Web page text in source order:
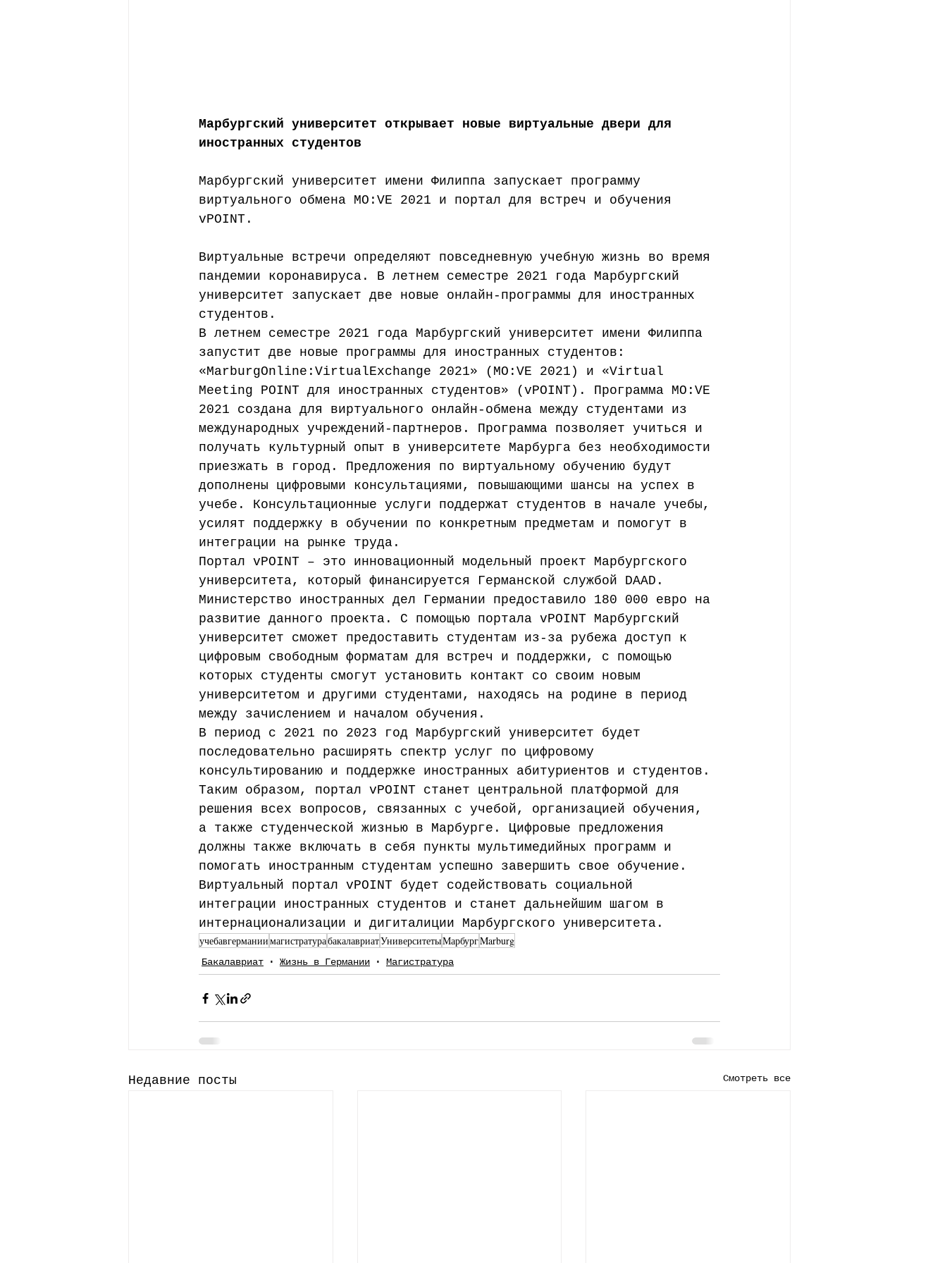
Марбургский университет открывает новые виртуальные двери для
иностранных студентов
Марбургский университет имени Филиппа запускает программу
виртуального обмена MO:VE 2021 и портал для встреч и обучения
vPOINT.
Виртуальные встречи определяют повседневную учебную жизнь во время
пандемии коронавируса. В летнем семестре 2021 года Марбургский
университет запускает две новые онлайн-программы для иностранных
студентов.
В летнем семестре 2021 года Марбургский университет имени Филиппа
запустит две новые программы для иностранных студентов:
«MarburgOnline:VirtualExchange 2021» (MO:VE 2021) и «Virtual
Meeting POINT для иностранных студентов» (vPOINT). Программа MO:VE
2021 создана для виртуального онлайн-обмена между студентами из
международных учреждений-партнеров. Программа позволяет учиться и
получать культурный опыт в университете Марбурга без необходимости
приезжать в город. Предложения по виртуальному обучению будут
дополнены цифровыми консультациями, повышающими шансы на успех в
учебе. Консультационные услуги поддержат студентов в начале учебы,
усилят поддержку в обучении по конкретным предметам и помогут в
интеграции на рынке труда.
Портал vPOINT – это инновационный модельный проект Марбургского
университета, который финансируется Германской службой DAAD.
Министерство иностранных дел Германии предоставило 180 000 евро на
развитие данного проекта. С помощью портала vPOINT Марбургский
университет сможет предоставить студентам из-за рубежа доступ к
цифровым свободным форматам для встреч и поддержки, с помощью
которых студенты смогут установить контакт со своим новым
университетом и другими студентами, находясь на родине в период
между зачислением и началом обучения.
В период с 2021 по 2023 год Марбургский университет будет
последовательно расширять спектр услуг по цифровому
консультированию и поддержке иностранных абитуриентов и студентов.
Таким образом, портал vPOINT станет центральной платформой для
решения всех вопросов, связанных с учебой, организацией обучения,
а также студенческой жизнью в Марбурге. Цифровые предложения
должны также включать в себя пункты мультимедийных программ и
помогать иностранным студентам успешно завершить свое обучение.
Виртуальный портал vPOINT будет содействовать социальной
интеграции иностранных студентов и станет дальнейшим шагом в
интернационализации и дигиталиции Марбургского университета.
учебавгерманиимагистратурабакалавриатУниверситетыМарбургMarburg
Бакалавриат Жизнь в Германии Магистратура
Недавние посты Смотреть все